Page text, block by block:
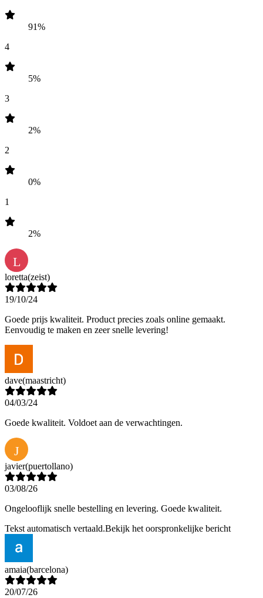
91%
4
5%
3
2%
2
0%
1
2%
L
loretta(zeist)
19/10/24
Goede prijs kwaliteit. Product precies zoals online gemaakt.
Eenvoudig te maken en zeer snelle levering!
dave(maastricht)
04/03/24
Goede kwaliteit. Voldoet aan de verwachtingen.
J
javier(puertollano)
03/08/26
Ongelooflijk snelle bestelling en levering. Goede kwaliteit.
Tekst automatisch vertaald.Bekijk het oorspronkelijke bericht
amaia(barcelona)
20/07/26